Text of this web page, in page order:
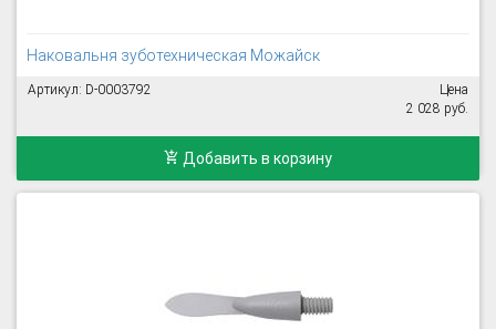
Наковальня зуботехническая Можайск
Артикул: D-0003792
Цена
2 028 руб.
Добавить в корзину